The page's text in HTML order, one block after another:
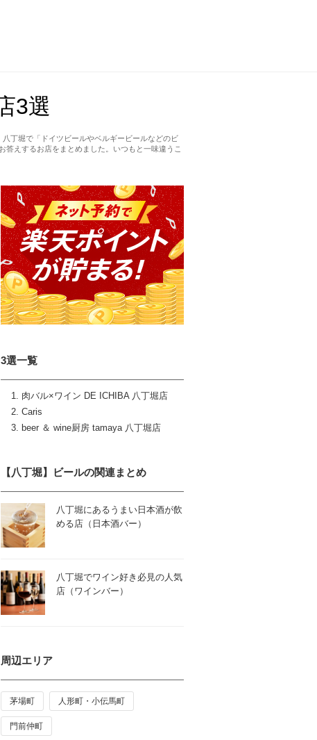
3選
丁堀で「ドイツビールやベルギービールなどのビ
えするお店をまとめました。いつもと一味違うこ
3選一覧
肉バル×ワイン DE ICHIBA 八丁堀店
Caris
beer ＆ wine厨房 tamaya 八丁堀店
【八丁堀】ビールの関連まとめ
八丁堀にあるうまい日本酒が飲
める店（日本酒バー）
八丁堀でワイン好き必見の人気
店（ワインバー）
周辺エリア
茅場町 人形町・小伝馬町
門前仲町